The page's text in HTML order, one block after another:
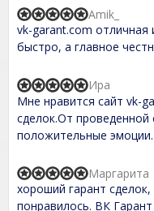
f
5
,
0
o
u
f
5
R
a
t
5
,
0
o
u
f
5
vk-garant.com отличная
быстро, а главное
Amik_
R
a
t
d
,
0
o
u
Мне нравится сайт vk-
сделок.От проведенной
положительные эмоции.
Ира
R
a
t
хороший гарант
понравилось. ВК
Маргарита